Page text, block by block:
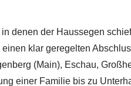
denen der Haussegen
klar geregelten
(Main), Eschau,
einer Familie bis zu